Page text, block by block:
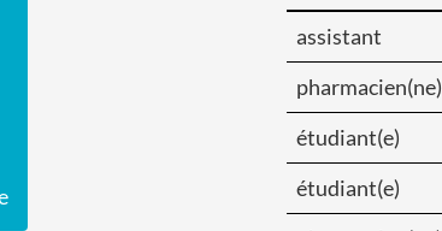
assistant
pharmacien(ne)
étudiant(e)
étudiant(e)